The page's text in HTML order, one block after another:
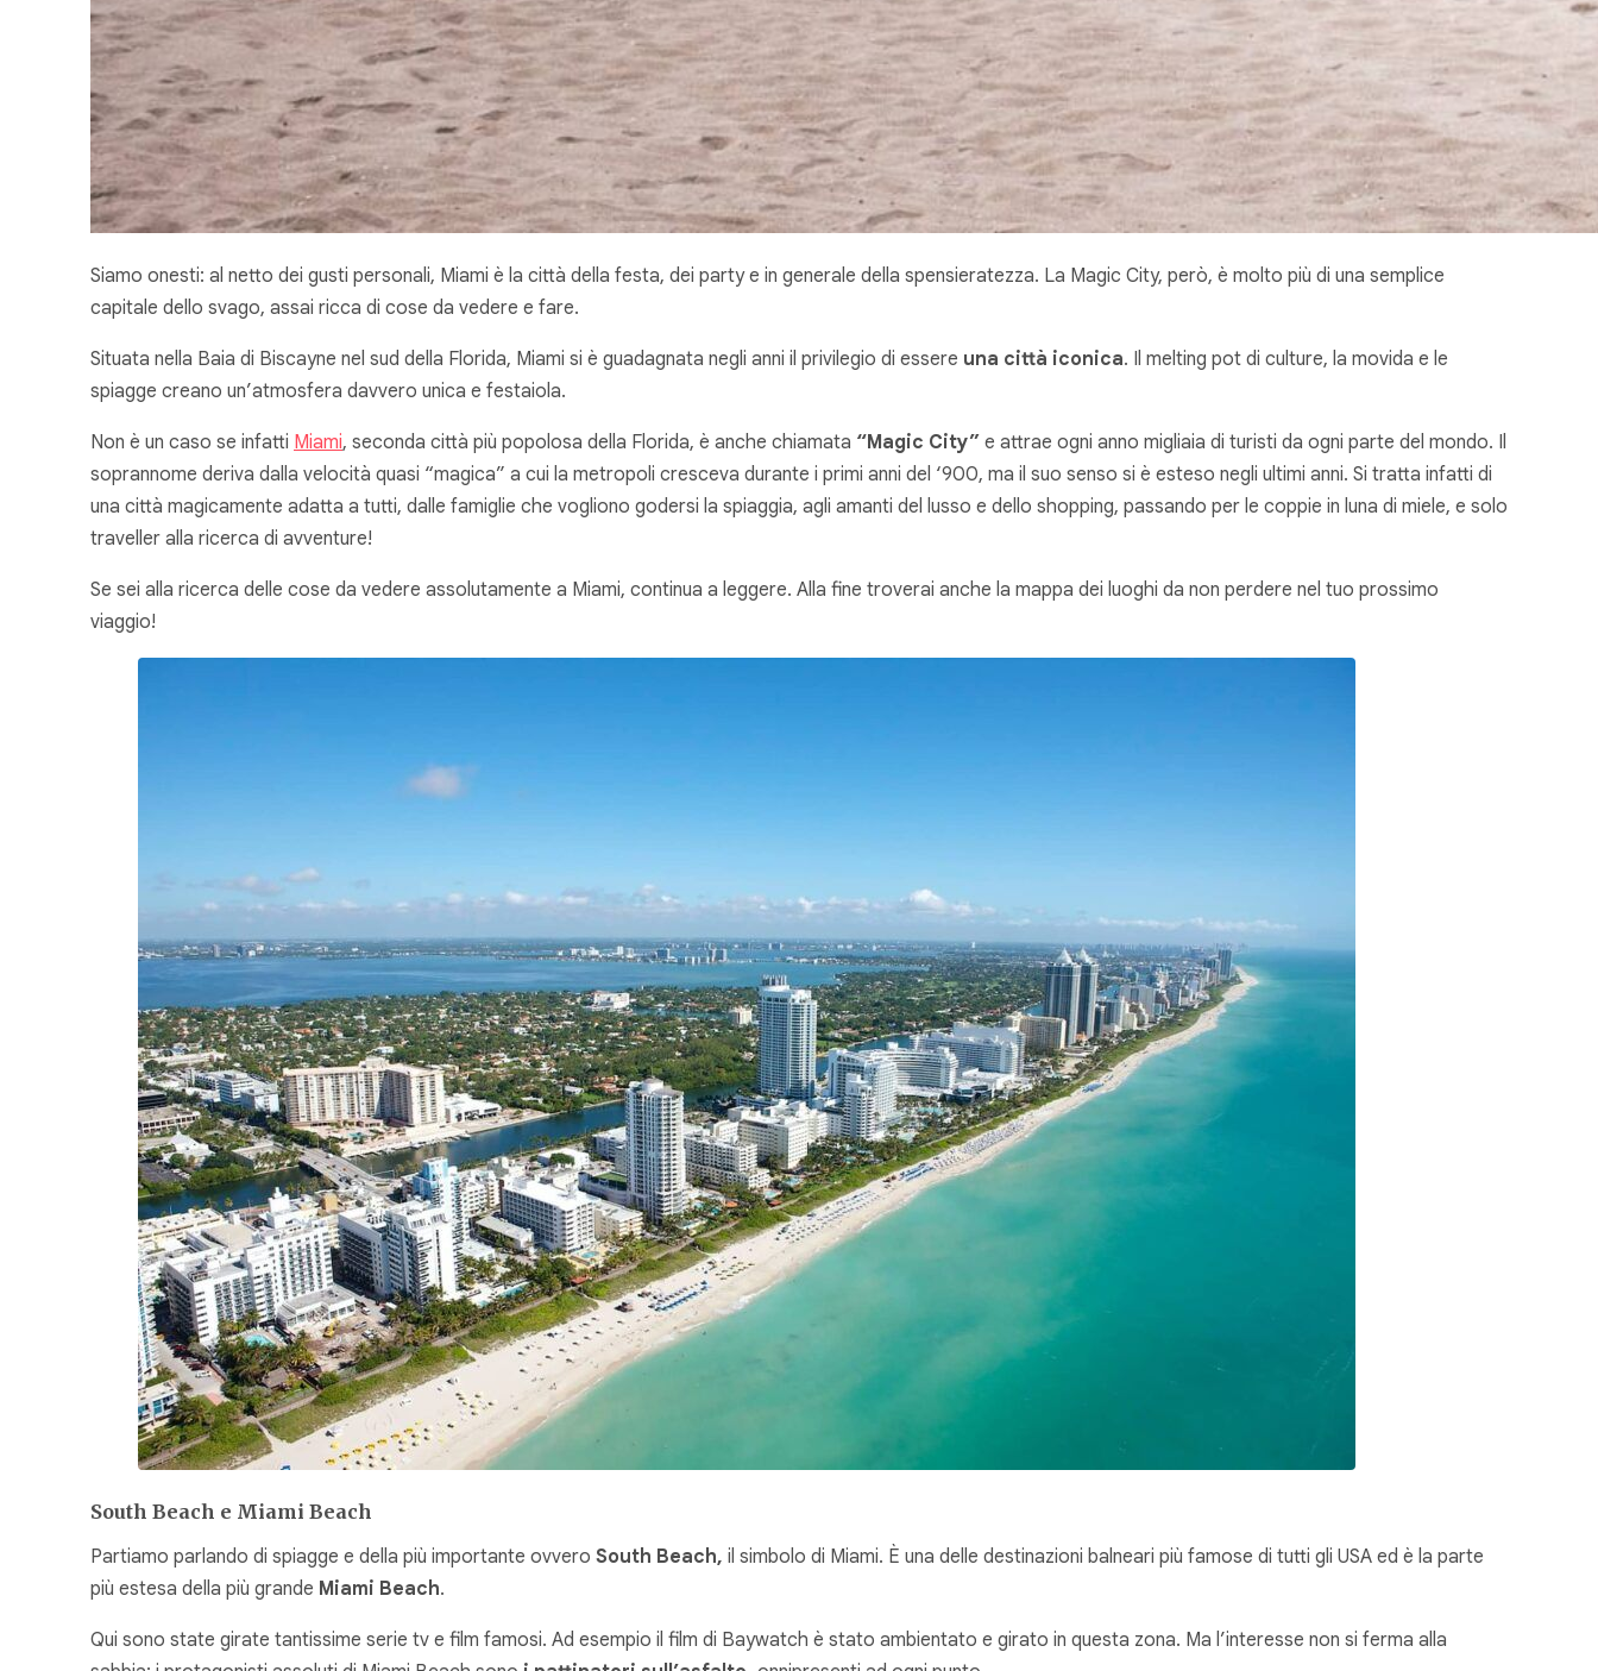
Siamo onesti: al netto dei gusti personali, Miami è la città della festa, dei party e in generale della spensieratezza. La Magic City, però, è molto più di una semplice
capitale dello svago, assai ricca di cose da vedere e fare.
Situata nella Baia di Biscayne nel sud della Florida, Miami si è guadagnata negli anni il privilegio di essere una città iconica. Il melting pot di culture, la movida e le
spiagge creano un’atmosfera davvero unica e festaiola.
Non è un caso se infatti Miami, seconda città più popolosa della Florida, è anche chiamata “Magic City” e attrae ogni anno migliaia di turisti da ogni parte del mondo. Il
soprannome deriva dalla velocità quasi “magica” a cui la metropoli cresceva durante i primi anni del ‘900, ma il suo senso si è esteso negli ultimi anni. Si tratta infatti di
una città magicamente adatta a tutti, dalle famiglie che vogliono godersi la spiaggia, agli amanti del lusso e dello shopping, passando per le coppie in luna di miele, e solo
traveller alla ricerca di avventure!
Se sei alla ricerca delle cose da vedere assolutamente a Miami, continua a leggere. Alla fine troverai anche la mappa dei luoghi da non perdere nel tuo prossimo
viaggio!
South Beach e Miami Beach
Partiamo parlando di spiagge e della più importante ovvero South Beach, il simbolo di Miami. È una delle destinazioni balneari più famose di tutti gli USA ed è la parte
più estesa della più grande Miami Beach.
Qui sono state girate tantissime serie tv e film famosi. Ad esempio il film di Baywatch è stato ambientato e girato in questa zona. Ma l’interesse non si ferma alla